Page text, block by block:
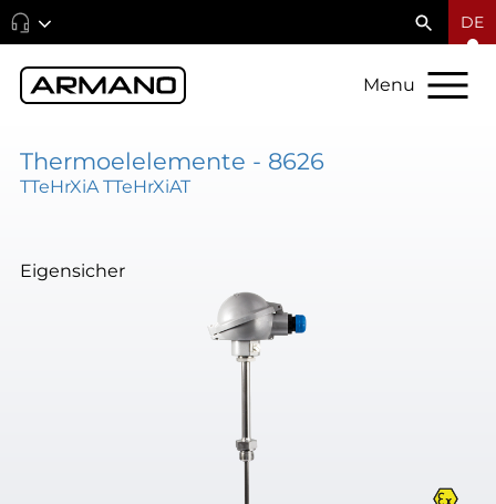
DE
Menu
Thermoelelemente - 8626
TTeHrXiA TTeHrXiAT
Eigensicher